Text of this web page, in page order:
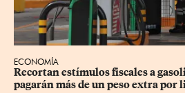
ECONOMÍA
Recortan estímulos fiscales a
pagarán más de un peso extra por